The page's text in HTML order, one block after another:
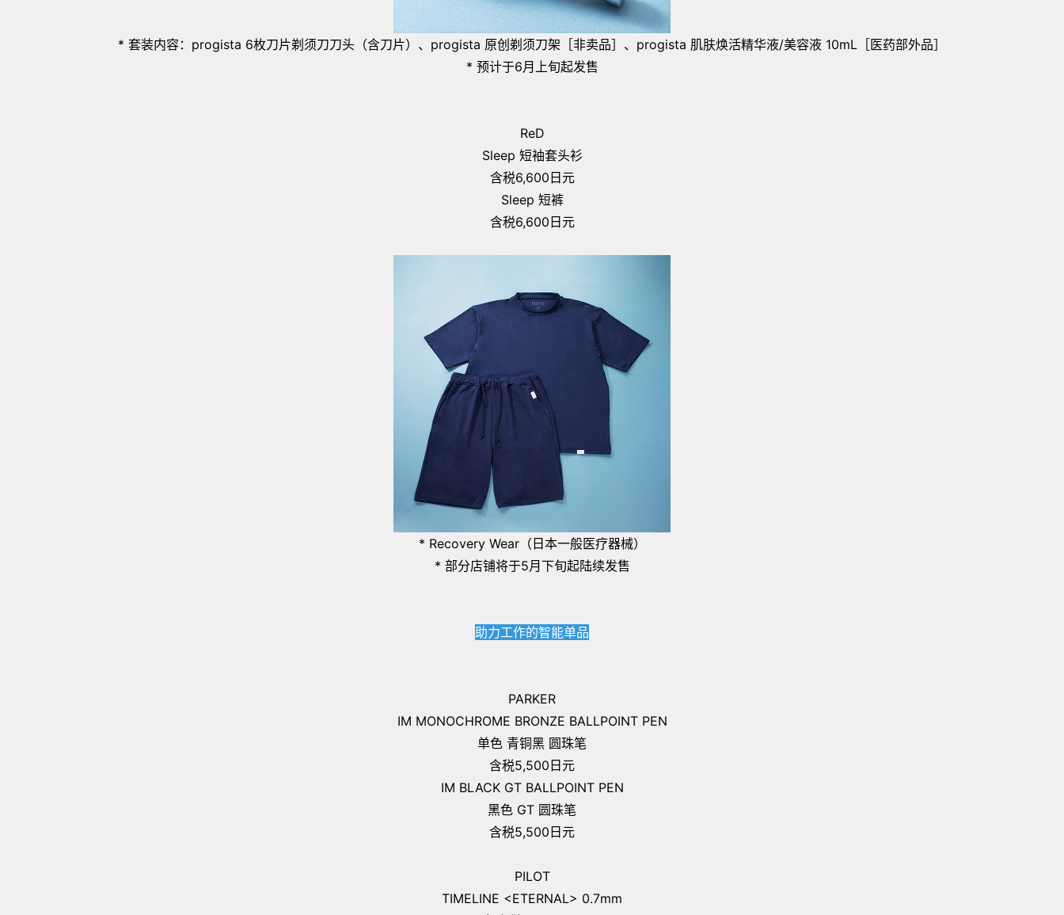
* 套装内容：progista 6枚刀片剃须刀刀头（含刀片）、progista 原创剃须刀架［非卖品］、progista 肌肤焕活精华液/美容液 10mL［医药部外品］
* 预计于6月上旬起发售
ReD
Sleep 短袖套头衫
含税6,600日元
Sleep 短裤
含税6,600日元
* Recovery Wear（日本一般医疗器械）
* 部分店铺将于5月下旬起陆续发售
助力工作的智能单品
PARKER
IM MONOCHROME BRONZE BALLPOINT PEN
单色 青铜黑 圆珠笔
含税5,500日元
IM BLACK GT BALLPOINT PEN
黑色 GT 圆珠笔
含税5,500日元
PILOT
TIMELINE <ETERNAL> 0.7mm